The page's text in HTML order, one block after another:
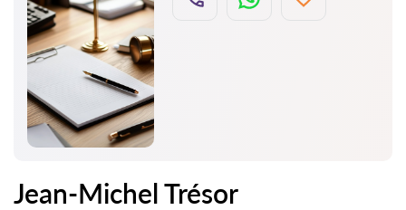
Jean-Michel Trésor